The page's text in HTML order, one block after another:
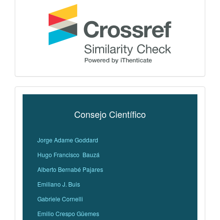
Consejo Científico
Jorge Adame Goddard
Hugo Francisco Bauzá
Alberto Bernabé Pajares
Emiliano J. Buis
Gabriele Cornelli
Emilio Crespo Güemes